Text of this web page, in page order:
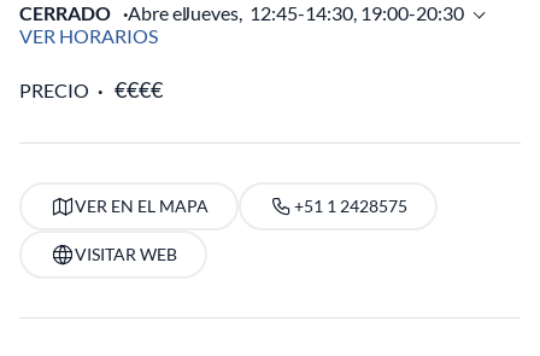
CERRADO Abre elJueves, 12:45-14:30, 19:00-20:30
VER HORARIOS
PRECIO
VER EN EL MAPA +51 1 2428575
VISITAR WEB